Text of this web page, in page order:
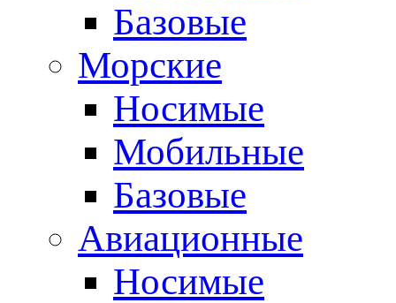
Базовые
Морские
Носимые
Мобильные
Базовые
Авиационные
Носимые